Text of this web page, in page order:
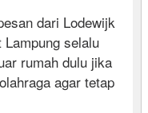
dari Lodewijk
selalu
rumah dulu jika
agar tetap